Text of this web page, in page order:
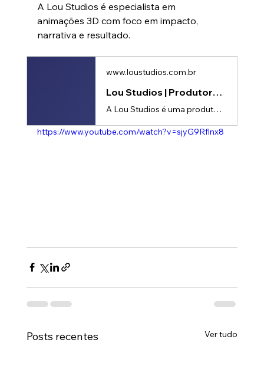
A Lou Studios é especialista em
animações 3D com foco em impacto,
narrativa e resultado.
www.loustudios.com.br
Lou Studios | Produtora de vídeos
A Lou Studios é uma produtora de vídeos, especializada em motion design, animação 2D e 3D. Temos o vídeo certo para suas redes sociais!
https://www.youtube.com/watch?v=sjyG9Rflnx8
Posts recentes Ver tudo